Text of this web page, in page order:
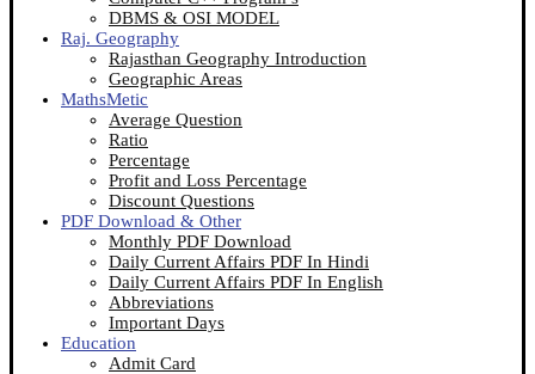
DBMS & OSI MODEL
Raj. Geography
Rajasthan Geography Introduction
Geographic Areas
MathsMetic
Average Question
Ratio
Percentage
Profit and Loss Percentage
Discount Questions
PDF Download & Other
Monthly PDF Download
Daily Current Affairs PDF In Hindi
Daily Current Affairs PDF In English
Abbreviations
Important Days
Education
Admit Card